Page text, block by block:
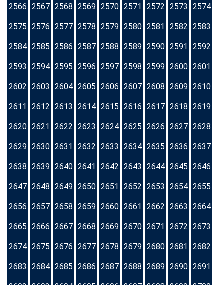
2566 2567 2568 2569 2570 2571 2572 2573 2574
2575 2576 2577 2578 2579 2580 2581 2582 2583
2584 2585 2586 2587 2588 2589 2590 2591 2592
2593 2594 2595 2596 2597 2598 2599 2600 2601
2602 2603 2604 2605 2606 2607 2608 2609 2610
2611 2612 2613 2614 2615 2616 2617 2618 2619
2620 2621 2622 2623 2624 2625 2626 2627 2628
2629 2630 2631 2632 2633 2634 2635 2636 2637
2638 2639 2640 2641 2642 2643 2644 2645 2646
2647 2648 2649 2650 2651 2652 2653 2654 2655
2656 2657 2658 2659 2660 2661 2662 2663 2664
2665 2666 2667 2668 2669 2670 2671 2672 2673
2674 2675 2676 2677 2678 2679 2680 2681 2682
2683 2684 2685 2686 2687 2688 2689 2690 2691